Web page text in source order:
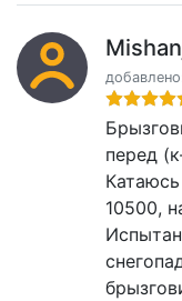
перед
10500,